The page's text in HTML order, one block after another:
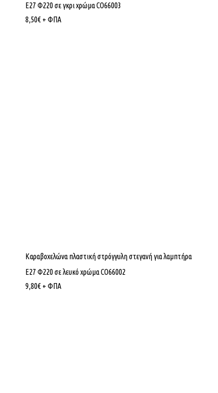
Ε27 Φ220 σε γκρι χρώμα CO66003
8,50€ + ΦΠΑ
Καραβοχελώνα πλαστική στρόγγυλη στεγανή για λαμπτήρα
Ε27 Φ220 σε λευκό χρώμα CO66002
9,80€ + ΦΠΑ